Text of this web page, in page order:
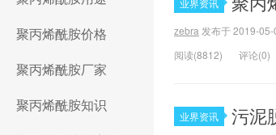
聚丙烯酰胺价格
聚丙烯酰胺厂家
聚丙烯酰胺知识
业界资讯
zebra 发布于 2019-
阅读(8812)
评论(0)
业界资讯 污泥